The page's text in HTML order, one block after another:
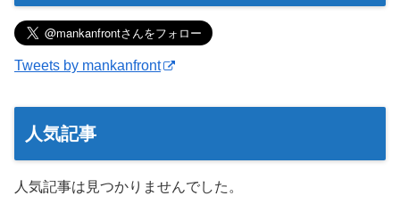
Tweets by mankanfront
人気記事
人気記事は見つかりませんでした。